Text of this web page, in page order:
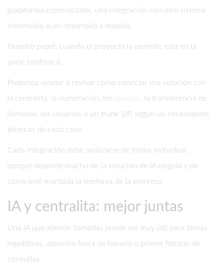
plataforma especializada, una integración con otro sistema
intermedio o un desarrollo a medida.
Nuestro papel, cuando el proyecto lo permite, está en la
parte telefónica.
Podemos ayudar a revisar cómo conectar esa solución con
la centralita, la numeración, los desvíos, la transferencia de
llamadas, los usuarios o un trunk SIP, según las necesidades
técnicas de cada caso.
Cada integración debe analizarse de forma individual,
porque depende mucho de la solución de IA elegida y de
cómo esté montada la telefonía de la empresa.
IA y centralita: mejor juntas
Una IA que atiende llamadas puede ser muy útil para tareas
repetitivas, atención fuera de horario o primer filtrado de
consultas.